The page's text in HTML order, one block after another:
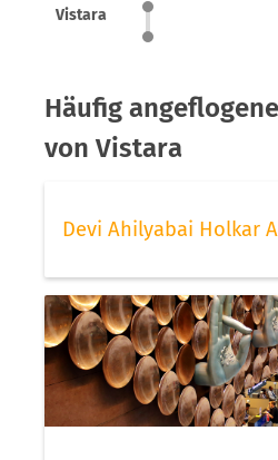
Vistara
Häufig
von Vistara
Devi Ahilyabai Holkar